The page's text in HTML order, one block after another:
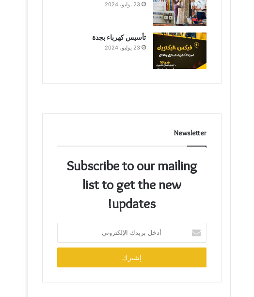
23 يوليو، 2024
تأسيس كهرباء بجدة
23 يوليو، 2024
Newsletter
Subscribe to our mailing
list to get the new
updates!